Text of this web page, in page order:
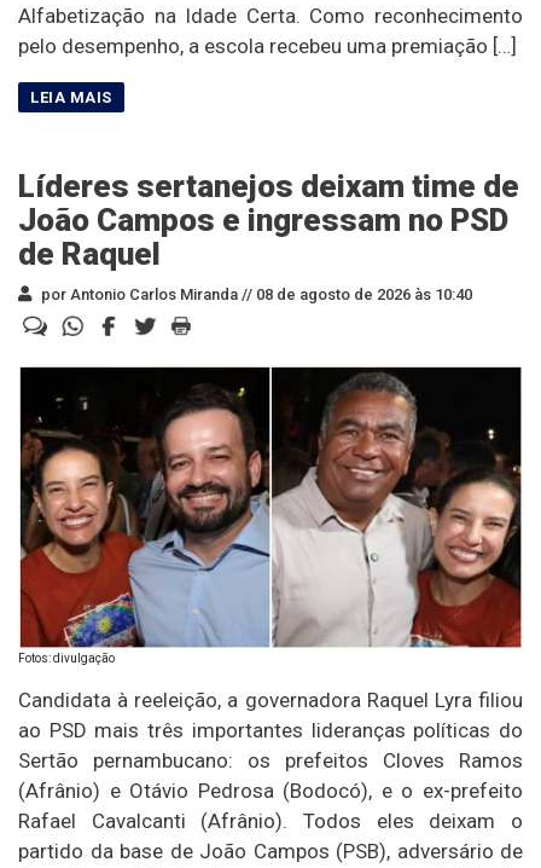
Alfabetização na Idade Certa. Como reconhecimento
pelo desempenho, a escola recebeu uma premiação […]
Líderes sertanejos deixam time de
João Campos e ingressam no PSD
de Raquel
por Antonio Carlos Miranda // 08 de agosto de 2026 às 10:40
Fotos: divulgação
Candidata à reeleição, a governadora Raquel Lyra filiou
ao PSD mais três importantes lideranças políticas do
Sertão pernambucano: os prefeitos Cloves Ramos
(Afrânio) e Otávio Pedrosa (Bodocó), e o ex-prefeito
Rafael Cavalcanti (Afrânio). Todos eles deixam o
partido da base de João Campos (PSB), adversário de